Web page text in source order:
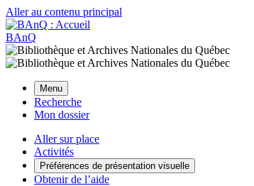
Aller au contenu principal
BAnQ
Menu
Recherche
Mon dossier
Aller sur place
Activités
Préférences de présentation visuelle
Obtenir de l’aide